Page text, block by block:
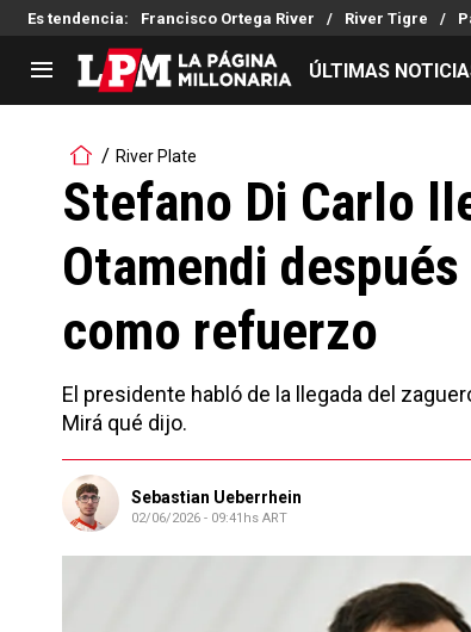
Es tendencia: Francisco Ortega River River Tigre
LIGA PROFESIONAL
Noticias
Tabla de posiciones
Fixture
Reserva
Copa Sudamericana
Copa Argentina
Selección Argentina
ÚLTIMAS
River Plate
Stefano Di Carlo
Otamendi
como refuerzo
El presidente habló de la llegada del
Mirá qué dijo.
Sebastian Ueberrhein
02/06/2026 - 09:41hs ART